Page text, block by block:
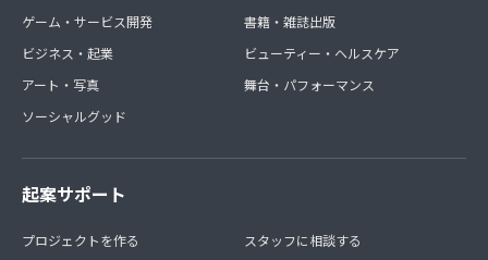
ゲーム・サービス開発
ビジネス・起業
アート・写真
ソーシャルグッド
書籍・雑誌出版
ビューティー・ヘルスケア
舞台・パフォーマンス
起案サポート
プロジェクトを作る
スタッフに相談する